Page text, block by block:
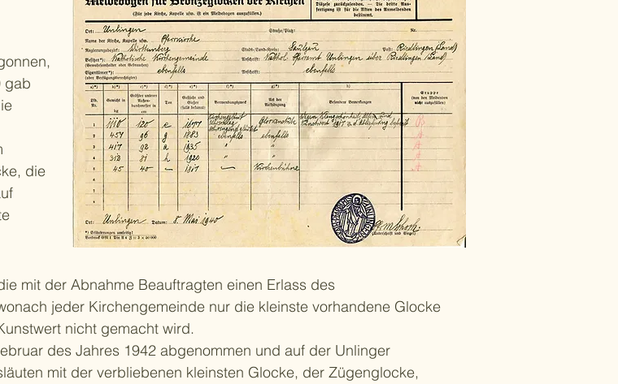
mit der Abnahme Beauftragten einen Erlass des
jeder Kirchengemeinde nur die kleinste vorhandene Glocke
nicht gemacht wird.
des Jahres 1942 abgenommen und auf der Unlinger
mit der verbliebenen kleinsten Glocke, der Zügenglocke,
gab
die